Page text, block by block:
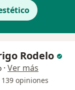
Rodelo
· Ver más
139 opiniones